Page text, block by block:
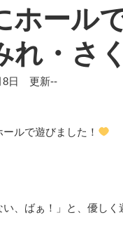
ホール
れ・さ
8日 更新--
ルで遊びました！
、ばぁ！」と、優し